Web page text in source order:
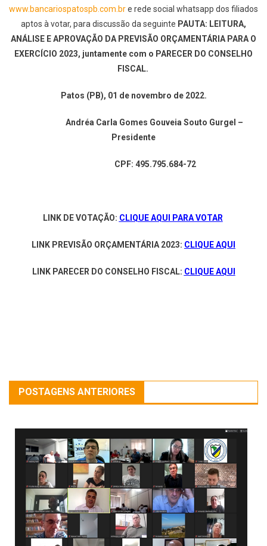
www.bancariospatospb.com.bre rede social whatsapp dos filiados
aptos à votar, para discussão da seguinte PAUTA: LEITURA,
ANÁLISE E APROVAÇÃO DA PREVISÃO ORÇAMENTÁRIA PARA O
EXERCÍCIO 2023, juntamente com o PARECER DO CONSELHO
FISCAL.
Patos (PB), 01 de novembro de 2022.
Andréa Carla Gomes Gouveia Souto Gurgel –
Presidente
CPF: 495.795.684-72
LINK DE VOTAÇÃO: CLIQUE AQUI PARA VOTAR
LINK PREVISÃO ORÇAMENTÁRIA 2023: CLIQUE AQUI
LINK PARECER DO CONSELHO FISCAL: CLIQUE AQUI
POSTAGENS ANTERIORES